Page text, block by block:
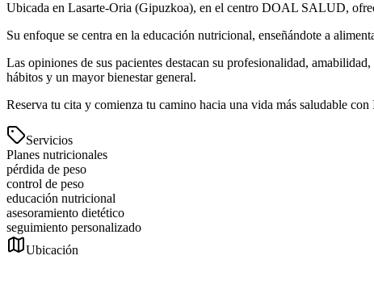
Ubicada en Lasarte-Oria (Gipuzkoa), en el centro DOAL SALUD,
Su enfoque se centra en la educación nutricional, enseñándote a
Las opiniones de sus pacientes destacan su profesionalidad,
hábitos y un mayor bienestar general.
Reserva tu cita y comienza tu camino hacia una vida más saludable con
Servicios
Planes nutricionales
pérdida de peso
control de peso
educación nutricional
asesoramiento dietético
seguimiento personalizado
Ubicación